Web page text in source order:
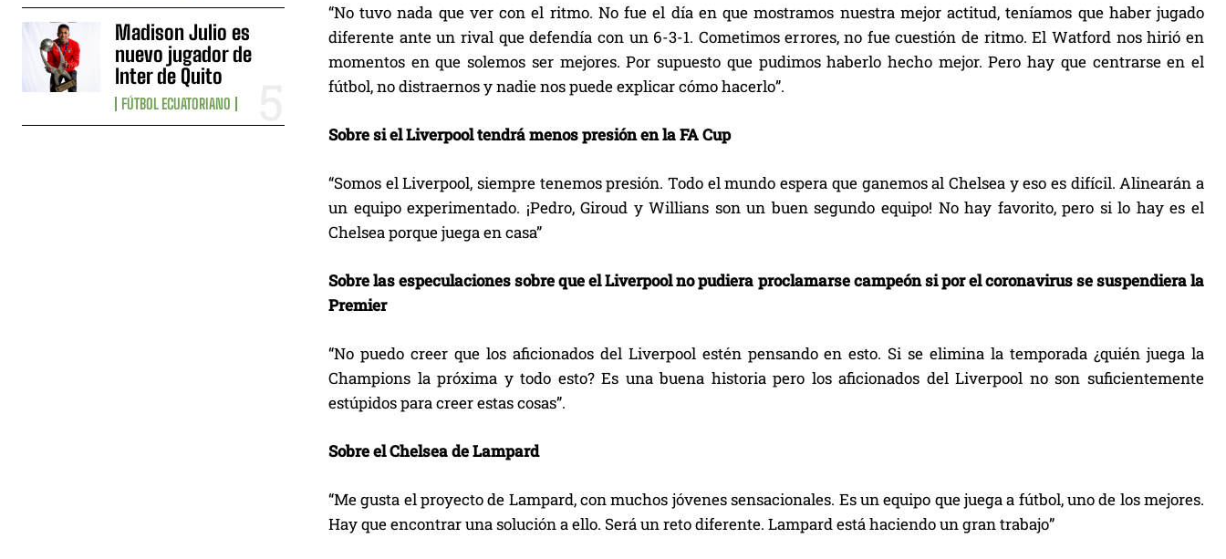
Madison Julio es
nuevo jugador de
Inter de Quito
FÚTBOL ECUATORIANO
“No tuvo nada que ver con el ritmo. No fue el día en que mostramos nuestra mejor actitud, teníamos que haber jugado
diferente ante un rival que defendía con un 6-3-1. Cometimos errores, no fue cuestión de ritmo. El Watford nos hirió en
momentos en que solemos ser mejores. Por supuesto que pudimos haberlo hecho mejor. Pero hay que centrarse en el
fútbol, no distraernos y nadie nos puede explicar cómo hacerlo”.
Sobre si el Liverpool tendrá menos presión en la FA Cup
“Somos el Liverpool, siempre tenemos presión. Todo el mundo espera que ganemos al Chelsea y eso es difícil. Alinearán a
un equipo experimentado. ¡Pedro, Giroud y Willians son un buen segundo equipo! No hay favorito, pero si lo hay es el
Chelsea porque juega en casa”
Sobre las especulaciones sobre que el Liverpool no pudiera proclamarse campeón si por el coronavirus se suspendiera la
Premier
“No puedo creer que los aficionados del Liverpool estén pensando en esto. Si se elimina la temporada ¿quién juega la
Champions la próxima y todo esto? Es una buena historia pero los aficionados del Liverpool no son suficientemente
estúpidos para creer estas cosas”.
Sobre el Chelsea de Lampard
“Me gusta el proyecto de Lampard, con muchos jóvenes sensacionales. Es un equipo que juega a fútbol, uno de los mejores.
Hay que encontrar una solución a ello. Será un reto diferente. Lampard está haciendo un gran trabajo”